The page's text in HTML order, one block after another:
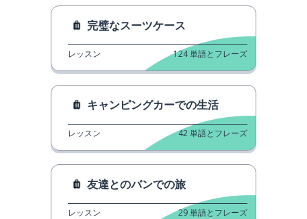
完璧なスーツケース
レッスン 124単語とフレーズ
キャンピングカーでの生活
レッスン 42単語とフレーズ
友達とのバンでの旅
レッスン 29単語とフレーズ